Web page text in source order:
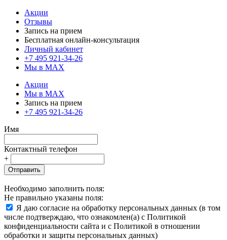
Акции
Отзывы
Запись на прием
Бесплатная онлайн-консультация
Личный кабинет
+7 495 921-34-26
Мы в MAX
Акции
Мы в MAX
Запись на прием
+7 495 921-34-26
Имя
Контактный телефон
+
Отправить
Необходимо заполнить поля:
Не правильно указаны поля:
Я даю согласие на обработку персональных данных (в том
числе подтверждаю, что ознакомлен(а) с Политикой
конфиденциальности сайта и с Политикой в отношении
обработки и защиты персональных данных)